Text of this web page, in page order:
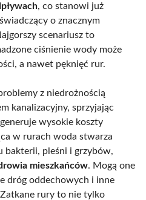
, co stanowi już
o znacznym
scenariusz to
ciśnienie wody może
a nawet pęknięć rur.
z niedrożnością
kanalizacyjny, sprzyjając
wysokie koszty
w rurach woda stwarza
bakterii, pleśni i grzybów,
mieszkańców. Mogą one
dróg oddechowych i inne
rury to nie tylko